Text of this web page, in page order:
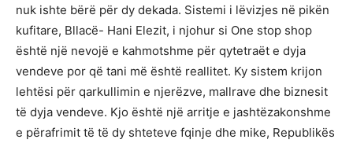
nuk ishte bërë për dy dekada. Sistemi i lëvizjes në pikën
kufitare, Bllacë- Hani Elezit, i njohur si One stop shop
është një nevojë e kahmotshme për qytetraët e dyja
vendeve por që tani më është reallitet. Ky sistem krijon
lehtësi për qarkullimin e njerëzve, mallrave dhe biznesit
të dyja vendeve. Kjo është një arritje e jashtëzakonshme
e përafrimit të të dy shteteve fqinje dhe mike, Republikës